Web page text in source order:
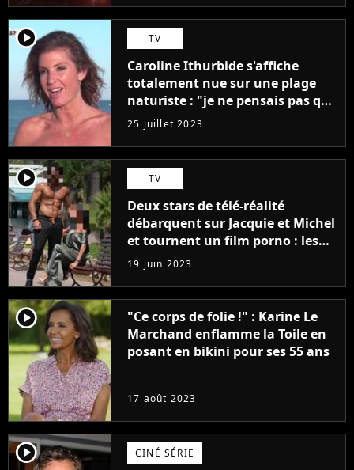
player2 TV
Caroline Ithurbide s'affiche
totalement nue sur une plage
naturiste : "je ne pensais pas que
j'arriverais à le faire..."
25 juillet 2023
player2 TV
Deux stars de télé-réalité
débarquent sur Jacquie et Michel
et tournent un film porno : les
premières images du tournage
(exclu)
19 juin 2023
player2
"Ce corps de folie !" : Karine Le
Marchand enflamme la Toile en
posant en bikini pour ses 55 ans
17 août 2023
player2 CINÉ SÉRIE